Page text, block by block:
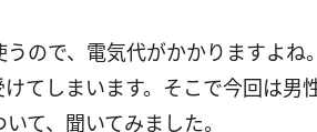
ので、電気代がかかりますよね
てしまいます。そこで今回は男
て、聞いてみました。